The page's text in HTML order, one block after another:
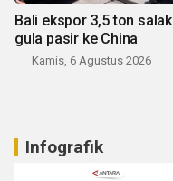
Bali ekspor 3,5 ton salak
gula pasir ke China
Kamis, 6 Agustus 2026
Infografik